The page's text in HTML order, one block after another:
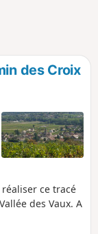
des Croix
ce tracé
des Vaux. A